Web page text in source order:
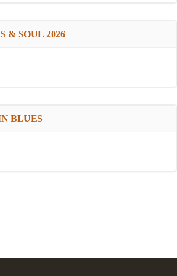
& SOUL 2026
BLUES